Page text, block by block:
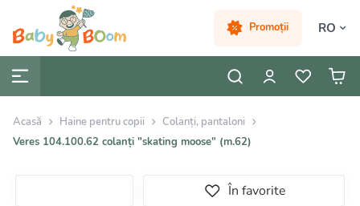
Promoții RO
Acasă Haine pentru copii
Colanți, pantaloni
Veres 104.100.62 colanți "skating moose" (m.62)
În favorite